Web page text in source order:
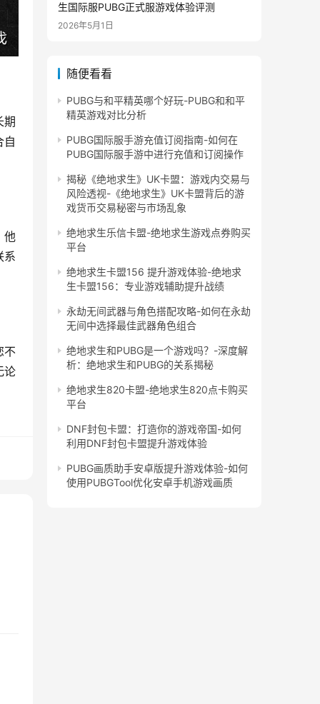
期
自
他
系
不
论
生国际服PUBG正式服游戏体验评测
2026年5月1日
随便看看
PUBG与和平精英哪个好玩-PUBG和和平
精英游戏对比分析
PUBG国际服手游充值订阅指南-如何在
PUBG国际服手游中进行充值和订阅操作
揭秘《绝地求生》UK卡盟：游戏内交易与
风险透视-《绝地求生》UK卡盟背后的游
戏货币交易秘密与市场乱象
绝地求生乐信卡盟-绝地求生游戏点券购买
平台
绝地求生卡盟156 提升游戏体验-绝地求
生卡盟156：专业游戏辅助提升战绩
永劫无间武器与角色搭配攻略-如何在永劫
无间中选择最佳武器角色组合
绝地求生和PUBG是一个游戏吗？-深度解
析：绝地求生和PUBG的关系揭秘
绝地求生820卡盟-绝地求生820点卡购买
平台
DNF封包卡盟：打造你的游戏帝国-如何
利用DNF封包卡盟提升游戏体验
PUBG画质助手安卓版提升游戏体验-如何
使用PUBGTool优化安卓手机游戏画质